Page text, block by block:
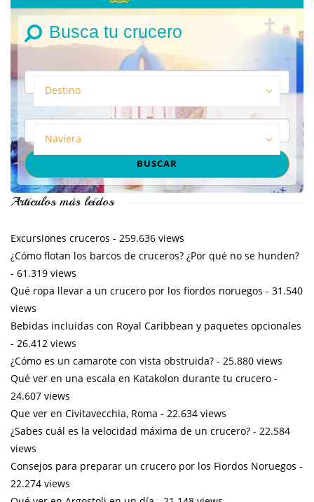
Busca tu crucero
Destino
Naviera
Artículos más leídos
Excursiones cruceros - 259.636 views
¿Cómo flotan los barcos de cruceros? ¿Por qué no se hunden?
- 61.319 views
Qué ropa llevar a un crucero por los fiordos noruegos - 31.540
views
Bebidas incluidas con Royal Caribbean y paquetes opcionales
- 26.412 views
¿Cómo es un camarote con vista obstruida? - 25.880 views
Qué ver en una escala en Katakolon durante tu crucero -
24.607 views
Que ver en Civitavecchia, Roma - 22.634 views
¿Sabes cuál es la velocidad máxima de un crucero? - 22.584
views
Consejos para preparar un crucero por los Fiordos Noruegos -
22.274 views